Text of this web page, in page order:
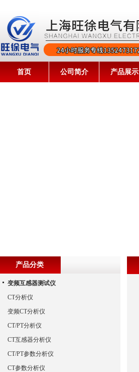
首页 公司简介 产品展示
产品分类
变频互感器测试仪
CT分析仪
变频CT分析仪
CT/PT分析仪
CT互感器分析仪
CT/PT参数分析仪
CT参数分析仪